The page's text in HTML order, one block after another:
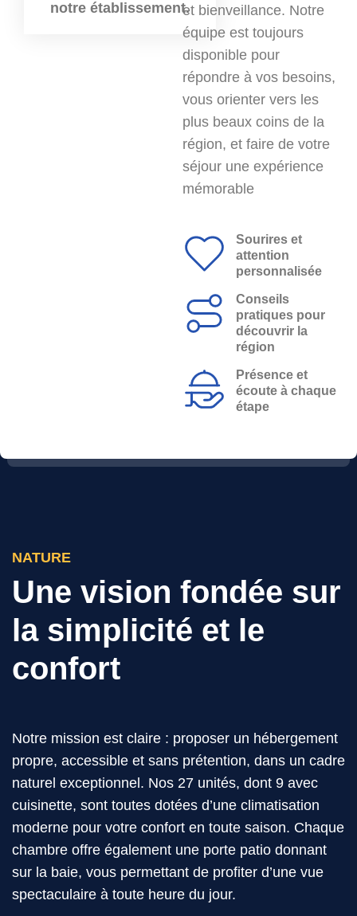
notre établissement.et bienveillance. Notre
équipe est toujours
disponible pour
répondre à vos besoins,
vous orienter vers les
plus beaux coins de la
région, et faire de votre
séjour une expérience
mémorable
Sourires et
attention
personnalisée
Conseils
pratiques pour
découvrir la
région
Présence et
écoute à chaque
étape
NATURE
Une vision fondée sur
la simplicité et le
confort
Notre mission est claire : proposer un hébergement
propre, accessible et sans prétention, dans un cadre
naturel exceptionnel. Nos 27 unités, dont 9 avec
cuisinette, sont toutes dotées d’une climatisation
moderne pour votre confort en toute saison. Chaque
chambre offre également une porte patio donnant
sur la baie, vous permettant de profiter d’une vue
spectaculaire à toute heure du jour.